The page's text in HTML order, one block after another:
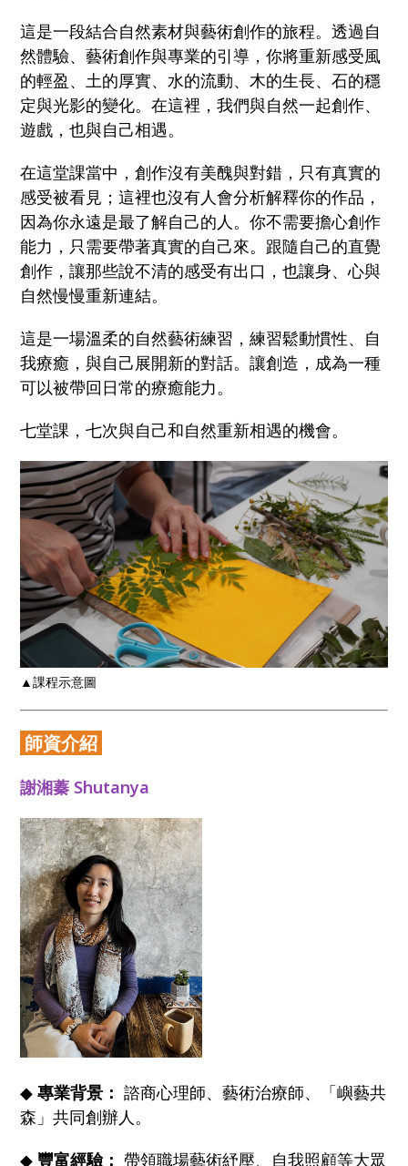
這是一段結合自然素材與藝術創作的旅程。透過自
然體驗、藝術創作與專業的引導，你將重新感受風
的輕盈、土的厚實、水的流動、木的生長、石的穩
定與光影的變化。在這裡，我們與自然一起創作、
遊戲，也與自己相遇。
在這堂課當中，創作沒有美醜與對錯，只有真實的
感受被看見；這裡也沒有人會分析解釋你的作品，
因為你永遠是最了解自己的人。你不需要擔心創作
能力，只需要帶著真實的自己來。跟隨自己的直覺
創作，讓那些說不清的感受有出口，也讓身、心與
自然慢慢重新連結。
這是一場溫柔的自然藝術練習，練習鬆動慣性、自
我療癒，與自己展開新的對話。讓創造，成為一種
可以被帶回日常的療癒能力。
七堂課，七次與自己和自然重新相遇的機會。
▲課程示意圖
師資介紹
謝湘蓁 Shutanya
◆專業背景： 諮商心理師、藝術治療師、「嶼藝共
森」共同創辦人。
◆ 豐富經驗： 帶領職場藝術紓壓、自我照顧等大眾